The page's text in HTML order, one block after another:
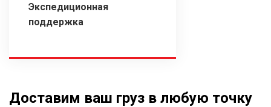
Экспедиционная
поддержка
Доставим ваш груз в любую точку